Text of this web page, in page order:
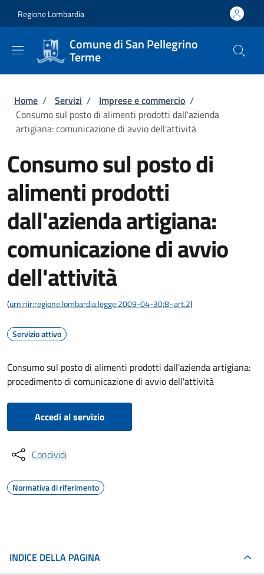
Regione Lombardia
Comune di San Pellegrino
Terme
Briciole di pane
Home / Servizi / Imprese e commercio /
Consumo sul posto di alimenti prodotti dall'azienda
artigiana: comunicazione di avvio dell'attività
Consumo sul posto di
alimenti prodotti
dall'azienda artigiana:
comunicazione di avvio
dell'attività
(urn:nir:regione.lombardia:legge:2009-04-30;8~art.2)
Servizio attivo
Consumo sul posto di alimenti prodotti dall'azienda artigiana:
procedimento di comunicazione di avvio dell'attività
Accedi al servizio
Condividi
Normativa di riferimento
INDICE DELLA PAGINA